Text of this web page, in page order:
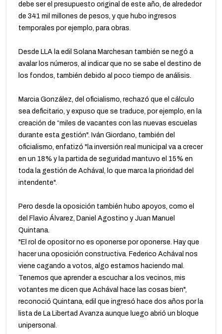
debe ser el presupuesto original de este año, de alrededor
de 341 mil millones de pesos, y que hubo ingresos
temporales por ejemplo, para obras.
Desde LLA la edil Solana Marchesan también se negó a
avalar los números, al indicar que no se sabe el destino de
los fondos, también debido al poco tiempo de análisis.
Marcia González, del oficialismo, rechazó que el cálculo
sea deficitario, y expuso que se traduce, por ejemplo, en la
creación de “miles de vacantes con las nuevas escuelas
durante esta gestión". Iván Giordano, también del
oficialismo, enfatizó "la inversión real municipal va a crecer
en un 18% y la partida de seguridad mantuvo el 15% en
toda la gestión de Achával, lo que marca la prioridad del
intendente".
Pero desde la oposición también hubo apoyos, como el
del Flavio Álvarez, Daniel Agostino y Juan Manuel
Quintana.
"El rol de opositor no es oponerse por oponerse. Hay que
hacer una oposición constructiva. Federico Achával nos
viene cagando a votos, algo estamos haciendo mal.
Tenemos que aprender a escuchar a los vecinos, mis
votantes me dicen que Achával hace las cosas bien",
reconoció Quintana, edil que ingresó hace dos años por la
lista de La Libertad Avanza aunque luego abrió un bloque
unipersonal.